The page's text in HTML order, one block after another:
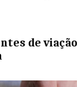
de